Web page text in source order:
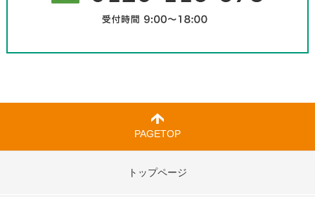
PAGETOP
トップページ